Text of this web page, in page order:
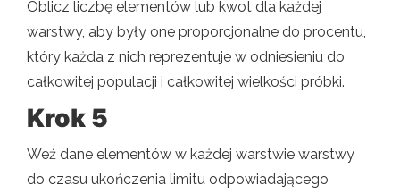
Oblicz liczbę elementów lub kwot dla każdej
warstwy, aby były one proporcjonalne do procentu,
który każda z nich reprezentuje w odniesieniu do
całkowitej populacji i całkowitej wielkości próbki.
Krok 5
Weź dane elementów w każdej warstwie warstwy
do czasu ukończenia limitu odpowiadającego